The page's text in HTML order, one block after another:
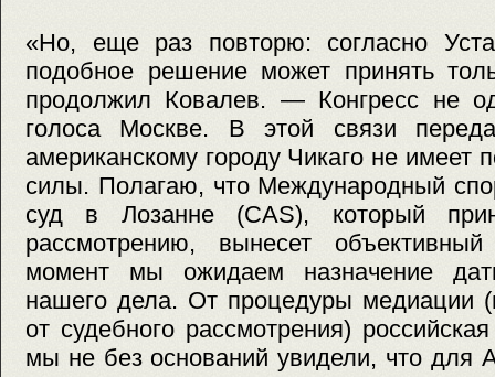
«Но, еще раз повторю: согласно
подобное решение может принять
продолжил Ковалев. — Конгресс не
голоса Москве. В этой связи
американскому городу Чикаго не имеет
силы. Полагаю, что Международный
суд в Лозанне (CAS), который
рассмотрению, вынесет
момент мы ожидаем назначение
нашего дела. От процедуры медиации
от судебного рассмотрения)
мы не без оснований увидели, что для